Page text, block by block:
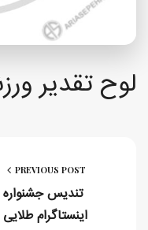
لوح تقدیر
PREVIOUS POST
تندیس جشنواره
اینستاگرام طلایی